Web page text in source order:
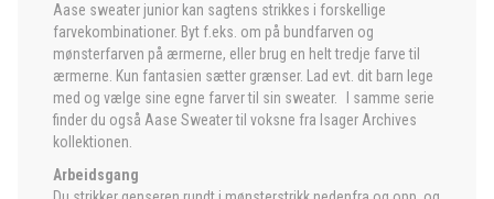
Aase sweater junior kan sagtens strikkes i forskellige
farvekombinationer. Byt f.eks. om på bundfarven og
mønsterfarven på ærmerne, eller brug en helt tredje farve til
ærmerne. Kun fantasien sætter grænser. Lad evt. dit barn lege
med og vælge sine egne farver til sin sweater. I samme serie
finder du også Aase Sweater til voksne fra Isager Archives
kollektionen.
Arbeidsgang